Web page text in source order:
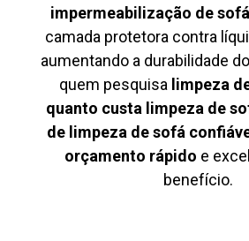
impermeabilização de sofá
camada protetora contra
aumentando a durabilidade
quem pesquisa limpeza
quanto custa limpeza de
de limpeza de sofá
orçamento rápido e
benefício.